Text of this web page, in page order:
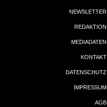
NEWSLETTER
REDAKTION
MEDIADATEN
KONTAKT
DATENSCHUTZ
IMPRESSUM
AGB